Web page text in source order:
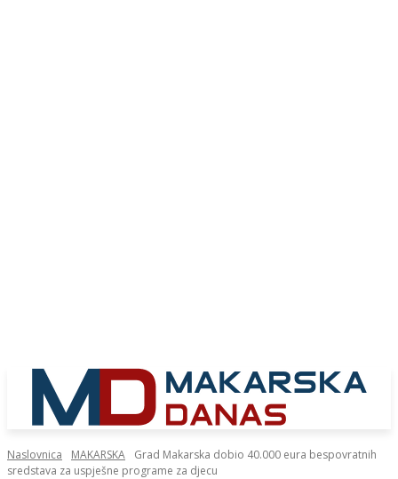
Naslovnica MAKARSKA
Grad Makarska dobio 40.000 eura bespovratnih
sredstava za uspješne programe za djecu